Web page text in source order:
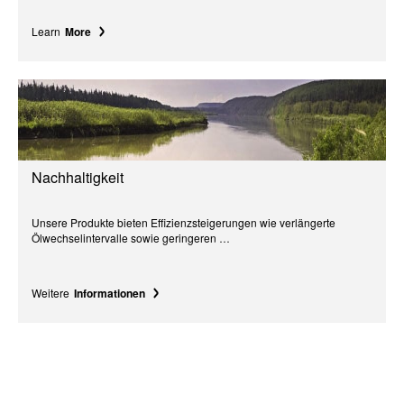
Learn More
Nachhaltigkeit
Unsere Produkte bieten Effizienzsteigerungen wie verlängerte
Ölwechselintervalle sowie geringeren …
Weitere Informationen